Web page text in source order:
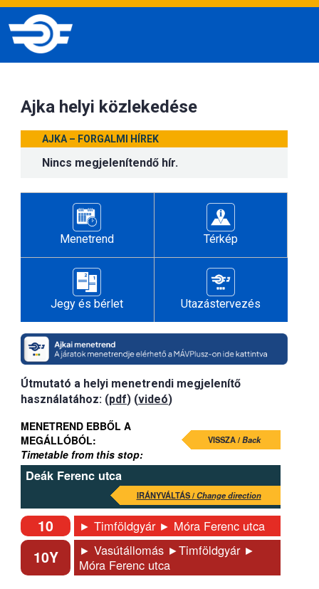
Ajka helyi közlekedése
AJKA – FORGALMI HÍREK
Nincs megjelenítendő hír.
Menetrend Térkép
Jegy és bérlet Utazástervezés
Útmutató a helyi menetrendi megjelenítő
használatához: (pdf) (videó)
MENETREND EBBŐL A
MEGÁLLÓBÓL:
Timetable from this stop:
VISSZA /Back
Deák Ferenc utca
IRÁNYVÁLTÁS /Change direction
10 ► Timföldgyár ► Móra Ferenc utca
10Y
► Vasútállomás ►Timföldgyár ►
Móra Ferenc utca